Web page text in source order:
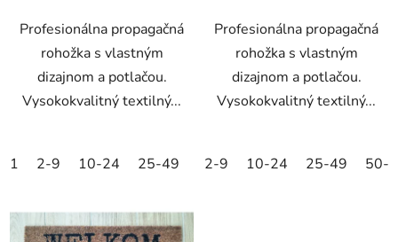
Profesionálna propagačná
rohožka s vlastným
dizajnom a potlačou.
Vysokokvalitný textilný...
1 2-9 10-24 25-49 50-99 100-249 250-499
Profesionálna propagačná
rohožka s vlastným
dizajnom a potlačou.
Vysokokvalitný textilný...
2-9 10-24 25-49 50-